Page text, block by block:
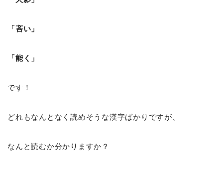
「吝い」
「能く」
です！
どれもなんとなく読めそうな漢字ばかりですが、
なんと読むか分かりますか？